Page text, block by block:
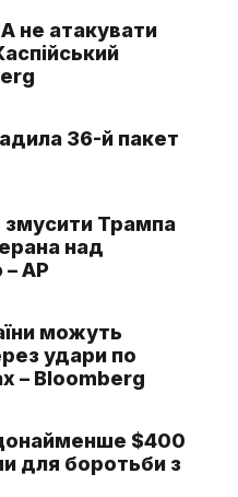
не атакувати
36-й пакет
Трампа
над
AP
можуть
удари по
– Bloomberg
$400
для боротьби з